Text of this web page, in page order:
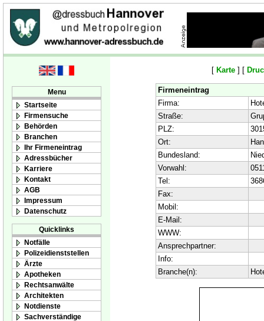
Menu
Startseite
Firmensuche
Behörden
Branchen
Ihr Firmeneintrag
Adressbücher
Karriere
Kontakt
AGB
Impressum
Datenschutz
Quicklinks
Notfälle
Polizeidienststellen
Ärzte
Apotheken
Rechtsanwälte
Architekten
Notdienste
Sachverständige
[ Karte ] [
Firmeneintrag
Firma:
Straße:
PLZ:
Ort:
Bundesland:
Vorwahl:
Tel:
Fax:
Mobil:
E-Mail:
WWW:
Ansprechpartner:
Info:
Branche(n):